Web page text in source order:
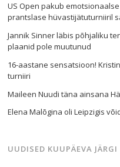
US Open pakub
prantslase hüvastijätuturniiril
Jannik Sinner läbis põhjaliku
plaanid pole muutunud
16-aastane sensatsioon!
turniiri
Maileen Nuudi täna ainsana
Elena Malõgina oli Leipzigis
UUDISED KUUPÄEVA JÄRGI